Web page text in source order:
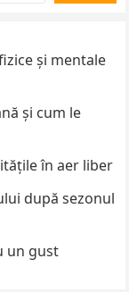
și mentale
și cum le
în aer liber
după sezonul
un gust